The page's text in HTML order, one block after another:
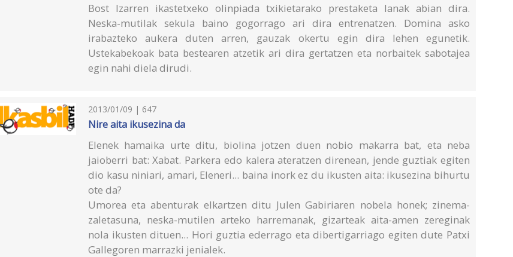
Bost Izarren ikastetxeko olinpiada txikietarako prestaketa lanak abian dira.
Neska-mutilak sekula baino gogorrago ari dira entrenatzen. Domina asko
irabazteko aukera duten arren, gauzak okertu egin dira lehen egunetik.
Ustekabekoak bata bestearen atzetik ari dira gertatzen eta norbaitek sabotajea
egin nahi diela dirudi.
2013/01/09 | 647
Nire aita ikusezina da
Elenek hamaika urte ditu, biolina jotzen duen nobio makarra bat, eta neba
jaioberri bat: Xabat. Parkera edo kalera ateratzen direnean, jende guztiak egiten
dio kasu niniari, amari, Eleneri... baina inork ez du ikusten aita: ikusezina bihurtu
ote da?
Umorea eta abenturak elkartzen ditu Julen Gabiriaren nobela honek; zinema-
zaletasuna, neska-mutilen arteko harremanak, gizarteak aita-amen zereginak
nola ikusten dituen... Hori guztia ederrago eta dibertigarriago egiten dute Patxi
Gallegoren marrazki jenialek.